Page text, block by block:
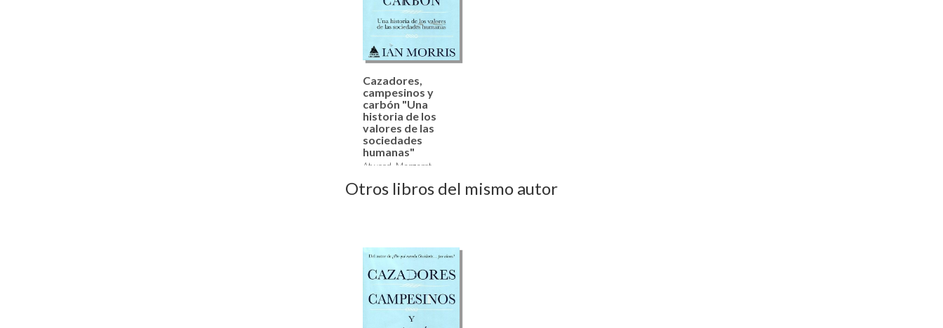
Cazadores,
campesinos y
carbón "Una
historia de los
valores de las
sociedades
humanas"
Atwood, Margaret,
Korsgaard, Christine M.,
Morris, Ian, Seaford,
26,50 €
Otros libros del mismo autor